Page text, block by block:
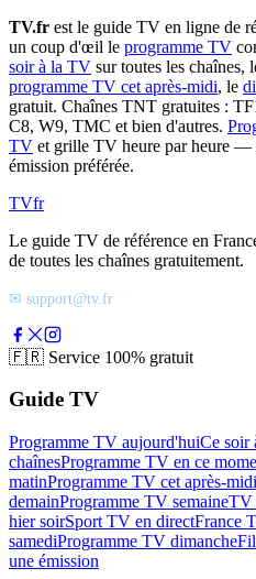
TV.fr est le guide TV en ligne de
un coup d'œil le programme TV
soir à la TV sur toutes les chaînes,
programme TV cet après-midi, le
gratuit. Chaînes TNT gratuites :
C8, W9, TMC et bien d'autres.
TV et grille TV heure par heure —
émission préférée.
TVfr
Le guide TV de référence en
de toutes les chaînes gratuitement.
✉ support@tv.fr
🇫🇷 Service 100% gratuit
Guide TV
Programme TV aujourd'huiCe
chaînesProgramme TV en ce
matinProgramme TV cet après-midi
demainProgramme TV semaineTV
hier soirSport TV en directFrance
samediProgramme TV dimanche
une émission